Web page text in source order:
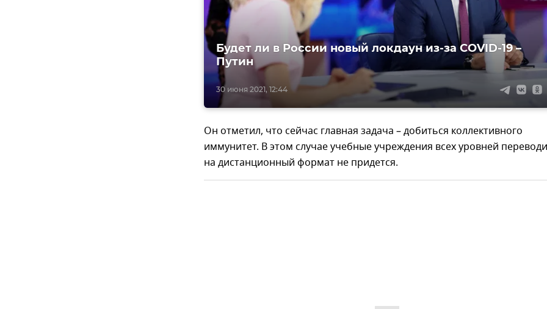
30 июня 2021, 12:44
Будет ли в России новый локдаун из-за COVID-19 –
Путин
Он отметил, что сейчас главная задача – добиться коллективного
иммунитет. В этом случае учебные учреждения всех уровней
на дистанционный формат не придется.